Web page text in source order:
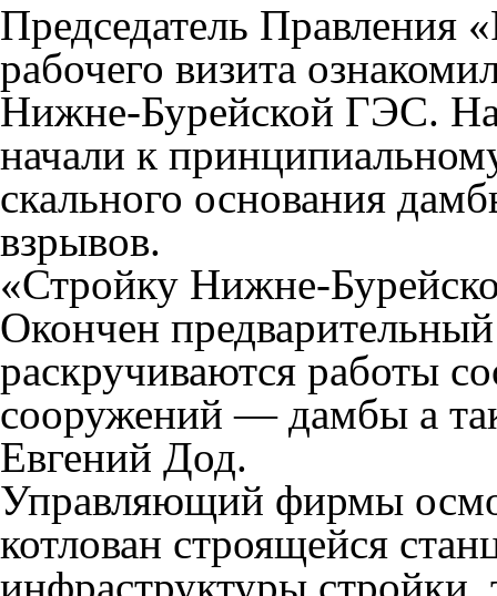
Председатель Правления
рабочего визита
Нижне-Бурейской ГЭС. На
начали к
скального основания
взрывов.
«Стройку Нижне-
Окончен
раскручиваются работы
сооружений — дамбы а
Евгений Дод.
Управляющий фирмы
котлован строящейся